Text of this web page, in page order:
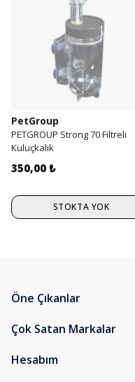
PetGroup
PETGROUP Strong 70 Filtreli
Kuluçkalık
350,00 ₺
STOKTA YOK
Öne Çıkanlar
Çok Satan Markalar
Hesabım